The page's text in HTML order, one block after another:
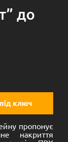
до
ключ
пропонує
накриття